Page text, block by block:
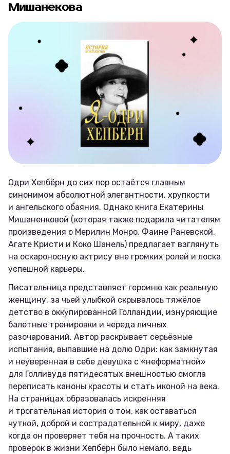
Мишанекова
Одри Хепбёрн до сих пор остаётся главным
синонимом абсолютной элегантности, хрупкости
и ангельского обаяния. Однако книга Екатерины
Мишаненковой (которая также подарила читателям
произведения о Мерилин Монро, Фаине Раневской,
Агате Кристи и Коко Шанель) предлагает взглянуть
на оскароносную актрису вне громких ролей и лоска
успешной карьеры.
Писательница представляет героиню как реальную
женщину, за чьей улыбкой скрывалось тяжёлое
детство в оккупированной Голландии, изнуряющие
балетные тренировки и череда личных
разочарований. Автор раскрывает серьёзные
испытания, выпавшие на долю Одри: как замкнутая
и неуверенная в себе девушка с «неформатной»
для Голливуда пятидесятых внешностью смогла
переписать каноны красоты и стать иконой на века.
На страницах образовалась искренняя
и трогательная история о том, как оставаться
чуткой, доброй и сострадательной к миру, даже
когда он проверяет тебя на прочность. А таких
проверок в жизни Хепбёрн было немало, ведь